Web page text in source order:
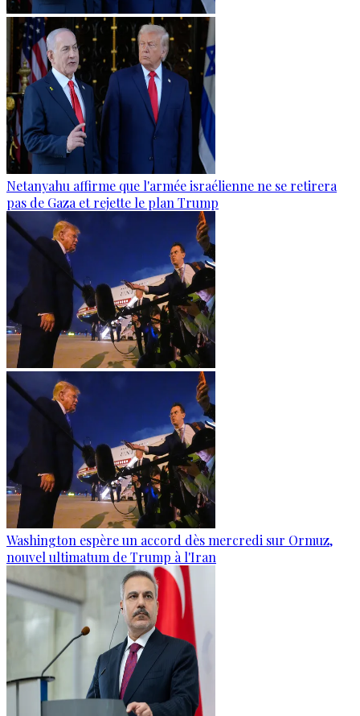
Netanyahu affirme que l'armée israélienne ne se retirera
pas de Gaza et rejette le plan Trump
Washington espère un accord dès mercredi sur Ormuz,
nouvel ultimatum de Trump à l'Iran